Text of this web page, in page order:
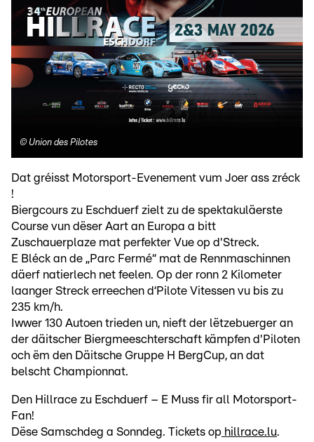
© Union des Pilotes
Dat gréisst Motorsport-Evenement vum Joer ass zréck
!
Biergcours zu Eschduerf zielt zu de spektakuläerste
Course vun dëser Aart an Europa a bitt
Zuschauerplaze mat perfekter Vue op d'Streck.
E Bléck an de „Parc Fermé“ mat de Rennmaschinnen
däerf natierlech net feelen. Op der ronn 2 Kilometer
laanger Streck erreechen d‘Pilote Vitessen vu bis zu
235 km/h.
Iwwer 130 Autoen trieden un, nieft der lëtzebuerger an
der däitscher Biergmeeschterschaft kämpfen d'Piloten
och ëm den Däitsche Gruppe H BergCup, an dat
belscht Championnat.
Den Hillrace zu Eschduerf – E Muss fir all Motorsport-
Fan!
Dëse Samschdeg a Sonndeg. Tickets op hillrace.lu.